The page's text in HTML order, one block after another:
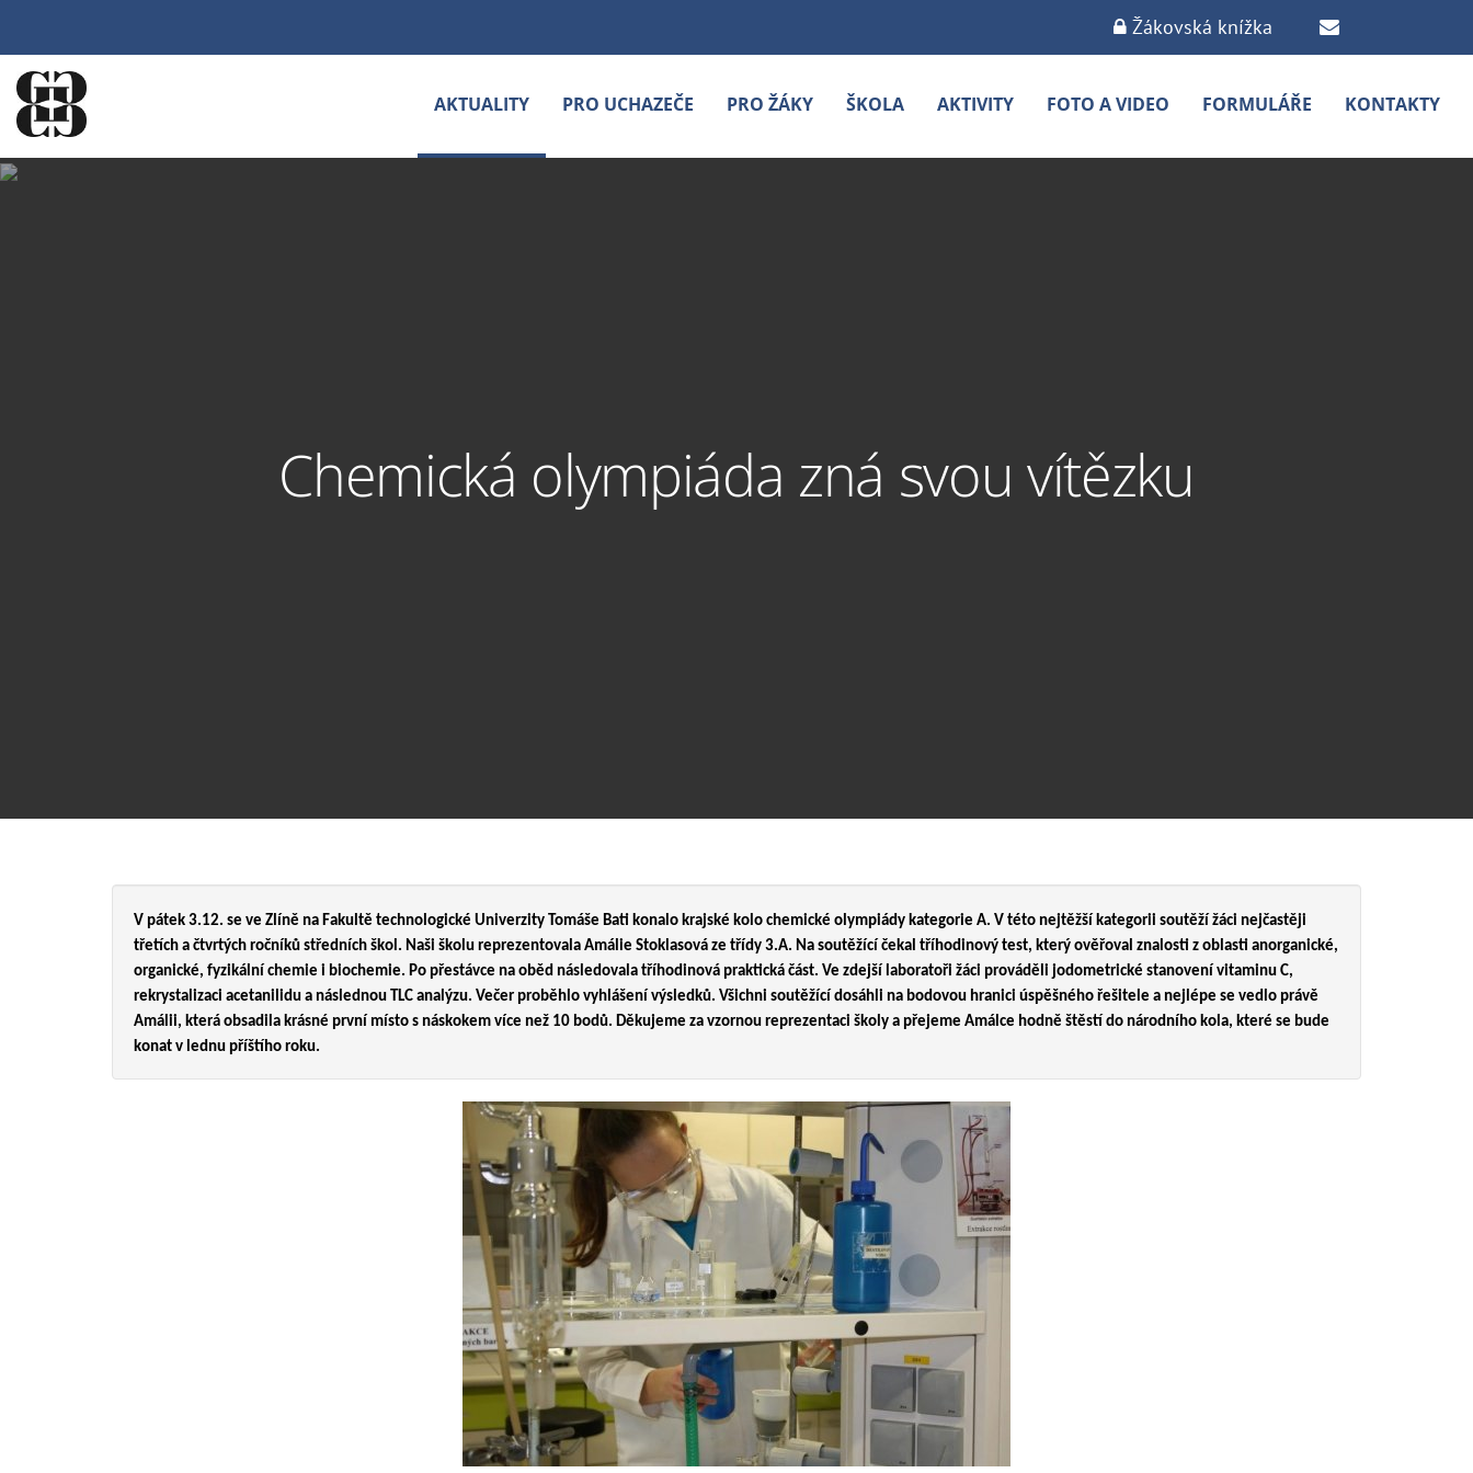
Žákovská knížka
AKTUALITY PRO UCHAZEČE PRO ŽÁKY ŠKOLA AKTIVITY FOTO A VIDEO FORMULÁŘE KONTAKTY
Chemická olympiáda zná svou vítězku
V pátek 3.12. se ve Zlíně na Fakultě technologické Univerzity Tomáše Bati konalo krajské kolo chemické olympiády kategorie A. V této nejtěžší kategorii soutěží žáci nejčastěji
třetích a čtvrtých ročníků středních škol. Naši školu reprezentovala Amálie Stoklasová ze třídy 3.A. Na soutěžící čekal tříhodinový test, který ověřoval znalosti z oblasti anorganické,
organické, fyzikální chemie i biochemie. Po přestávce na oběd následovala tříhodinová praktická část. Ve zdejší laboratoři žáci prováděli jodometrické stanovení vitaminu C,
rekrystalizaci acetanilidu a následnou TLC analýzu. Večer proběhlo vyhlášení výsledků. Všichni soutěžící dosáhli na bodovou hranici úspěšného řešitele a nejlépe se vedlo právě
Amálii, která obsadila krásné první místo s náskokem více než 10 bodů. Děkujeme za vzornou reprezentaci školy a přejeme Amálce hodně štěstí do národního kola, které se bude
konat v lednu příštího roku.